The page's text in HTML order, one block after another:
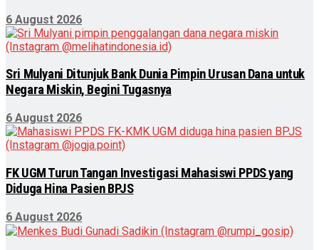
6 August 2026
Sri Mulyani Ditunjuk Bank Dunia Pimpin Urusan Dana untuk
Negara Miskin, Begini Tugasnya
6 August 2026
FK UGM Turun Tangan Investigasi Mahasiswi PPDS yang
Diduga Hina Pasien BPJS
6 August 2026